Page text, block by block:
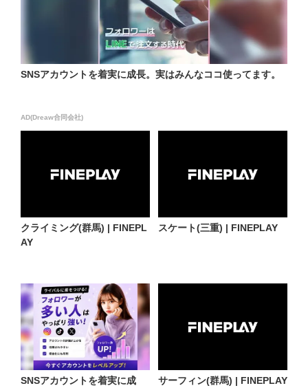
SNSアカウントを着実に成長。実はみんなココ使ってます。
AD(Dreaw合同会社)
クライミング(群馬) | FINEPL
AY
スケート(三重) | FINEPLAY
SNSアカウントを着実に成
サーフィン(群馬) | FINEPLAY